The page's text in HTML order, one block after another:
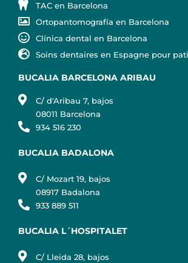
TAC en Barcelona
Ortopantomografía en Barcelona
Clínica dental en Barcelona
Soins dentaires en Espagne pour
BUCALIA BARCELONA ARIBAU
C/ d'Aribau 7, bajos
08011 Barcelona
934 516 230
BUCALIA BADALONA
C/ Mozart 19, bajos
08917 Badalona
933 889 511
BUCALIA L´HOSPITALET
C/ Lleida 28, bajos